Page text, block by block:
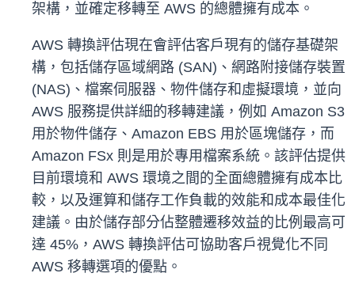
架構，並確定移轉至 AWS 的總體擁有成本。
AWS 轉換評估現在會評估客戶現有的儲存基礎架
構，包括儲存區域網路 (SAN)、網路附接儲存裝置
(NAS)、檔案伺服器、物件儲存和虛擬環境，並向
AWS 服務提供詳細的移轉建議，例如 Amazon S3
用於物件儲存、Amazon EBS 用於區塊儲存，而
Amazon FSx 則是用於專用檔案系統。該評估提供
目前環境和 AWS 環境之間的全面總體擁有成本比
較，以及運算和儲存工作負載的效能和成本最佳化
建議。由於儲存部分佔整體遷移效益的比例最高可
達 45%，AWS 轉換評估可協助客戶視覺化不同
AWS 移轉選項的優點。